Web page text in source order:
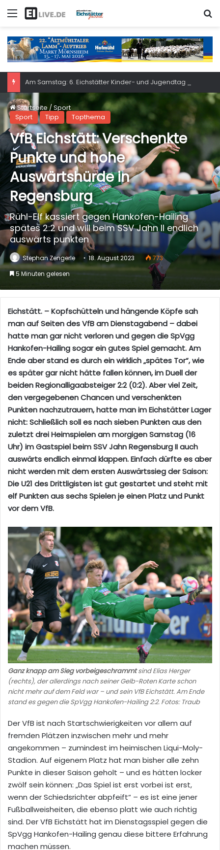
Menü
Startseite /Sport
Sport
Tipp Topthema
VfB Eichstätt: Verschenkte
Punkte und hohe
Auswärtshürde in
Regensburg
Rühl-Elf kassiert gegen Hankofen-Hailing
spätes 2:2 und will beim SSV Jahn II endlich
auswärts punkten
Stephan Zengerle 18. August 2023
773
5 Minuten gelesen
Eichstätt. – Kopfschütteln und hängende Köpfe sah
man auf Seiten des VfB am Dienstagabend – dabei
hatte man gar nicht verloren und gegen die SpVgg
Hankofen-Hailing sogar ein gutes Spiel gemacht. Am
Ende aber stand es durch ein wirklich „spätes Tor“, wie
es später gar nicht hätte fallen können, im Duell der
beiden Regionalligaabsteiger 2:2 (0:2). Aber viel Zeit,
den vergegebenen Chancen und verschenkten
Punkten nachzutrauern, hatte man im Eichstätter Lager
nicht: Schließlich soll es nach sieben Punkten aus den
zuletzt drei Heimspielen am morgigen Samstag (16
Uhr) im Gastspiel beim SSV Jahn Regensburg II auch
auswärts endlich einmal klappen. Einfach dürfte es aber
nicht werden mit dem ersten Auswärtssieg der Saison:
Die U21 des Drittligisten ist gut gestartet und steht mit
elf Punkten aus sechs Spielen je einen Platz und Punkt
vor dem VfB.
Ganz knapp am Sieg vorbeigeschrammtsind Elias Herger
(rechts), der allerdings nach seiner Gelb-Roten Karte schon
nicht mehr auf dem Feld war – und sein VfB Eichstätt. Am Ende
stand es gegen die SpVgg Hankofen-Hailing 2:2. Fotos: Traub
Der VfB ist nach Startschwierigkeiten vor allem auf
fremden Plätzen inzwischen mehr und mehr
angekommen – zumindest im heimischen Liqui-Moly-
Stadion. Auf eigenem Platz hat man bisher alle zehn
Punkte in dieser Saison geholt – und es hätten locker
zwölf sein können: „Das Spiel ist erst vorbei ist erst,
wenn der Schiedsrichter abpfeift“ – es ist eine jener
Fußballweisheiten, die ebenso platt wie auch richtig
sind. Der VfB Eichstätt hat im Dienstagsspiel gegen die
SpVgg Hankofen-Hailing genau diese bittere Erfahrung
machen müssen.